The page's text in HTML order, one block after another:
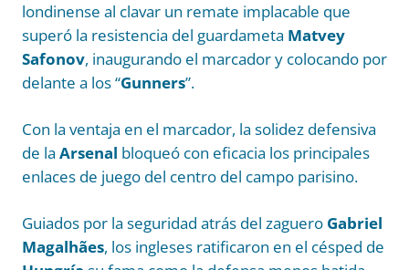
londinense al clavar un remate implacable que
superó la resistencia del guardameta Matvey
Safonov, inaugurando el marcador y colocando por
delante a los “Gunners”.
Con la ventaja en el marcador, la solidez defensiva
de la Arsenal bloqueó con eficacia los principales
enlaces de juego del centro del campo parisino.
Guiados por la seguridad atrás del zaguero Gabriel
Magalhães, los ingleses ratificaron en el césped de